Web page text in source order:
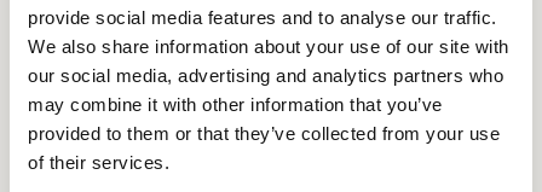
provide social media features and to analyse our traffic.
We also share information about your use of our site with
our social media, advertising and analytics partners who
may combine it with other information that you’ve
provided to them or that they’ve collected from your use
of their services.
Description
Offrez à votre enfant un haut niveau de sécurité grâce au
gilet Camouflage Treeland ! Son coloris orange permet un
haut niveau de visibilité et renforce sa sécurité auprès
des autres chasseurs tout en disposant du motif Camo,